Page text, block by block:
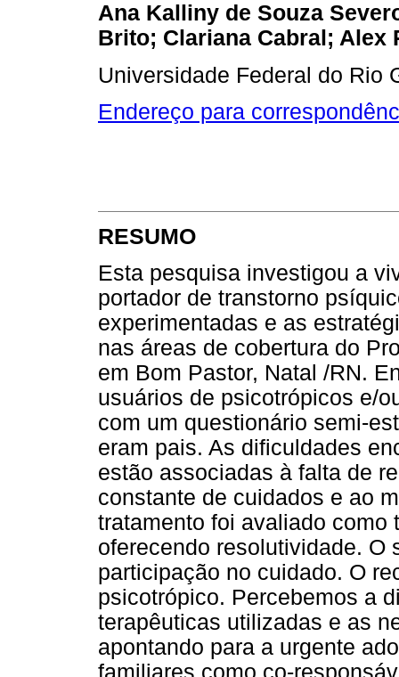
Ana Kalliny de Souza
Brito; Clariana Cabral; Alex
Universidade Federal do Rio
Endereço para
RESUMO
Esta pesquisa investigou a
portador de transtorno
experimentadas e as
nas áreas de cobertura do
em Bom Pastor, Natal /RN.
usuários de psicotrópicos e/
com um questionário semi-
eram pais. As dificuldades
estão associadas à falta de
constante de cuidados e ao
tratamento foi avaliado
oferecendo resolutividade. O
participação no cuidado. O
psicotrópico. Percebemos a
terapêuticas utilizadas e as
apontando para a urgente
familiares como co-